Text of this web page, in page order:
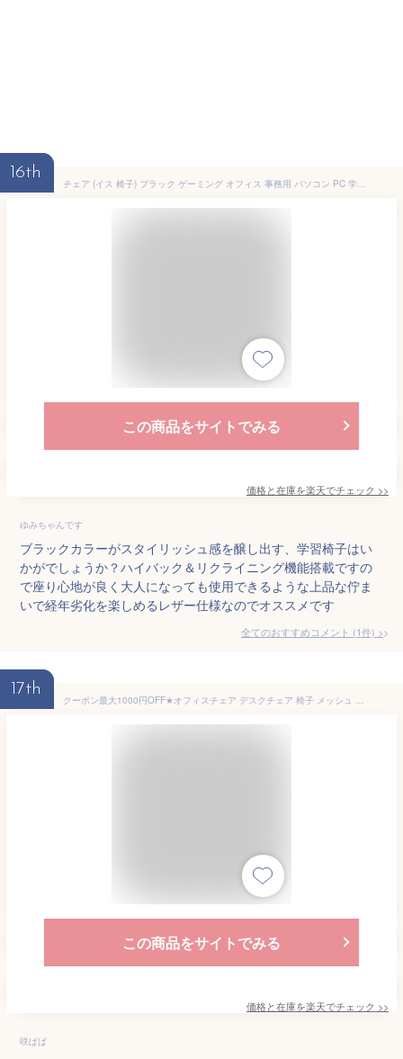
16th
チェア (イス 椅子) ブラック ゲーミング オフィス 事務用 パソコン PC 学習 椅子 (イス チェア) 高い耐久性 頑丈 リクライニング ハイバック 高い背もたれ ヘッドレスト フットレスト レザー 黒
この商品をサイトでみる
価格と在庫を楽天でチェック >>
ゆみちゃんです
ブラックカラーがスタイリッシュ感を醸し出す、学習椅子はい
かがでしょうか？ハイバック＆リクライニング機能搭載ですの
で座り心地が良く大人になっても使用できるような上品な佇ま
いで経年劣化を楽しめるレザー仕様なのでオススメです
全てのおすすめコメント (1件) >
17th
クーポン最大1000円OFF★オフィスチェア デスクチェア 椅子 メッシュ ハイバック ロッキング チェアー パソコンチェア ワークチェア 昇降 オフィスチェアー コンパクト 回転 いす 事務椅子 学習椅子 キャスター付 おしゃれ ブラック ホワイト 白 黒 603 DEVAISE
この商品をサイトでみる
価格と在庫を楽天でチェック >>
咲ぱぱ